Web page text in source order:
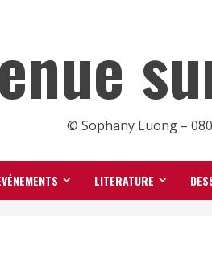
© Sophany Luong –
LITERATURE